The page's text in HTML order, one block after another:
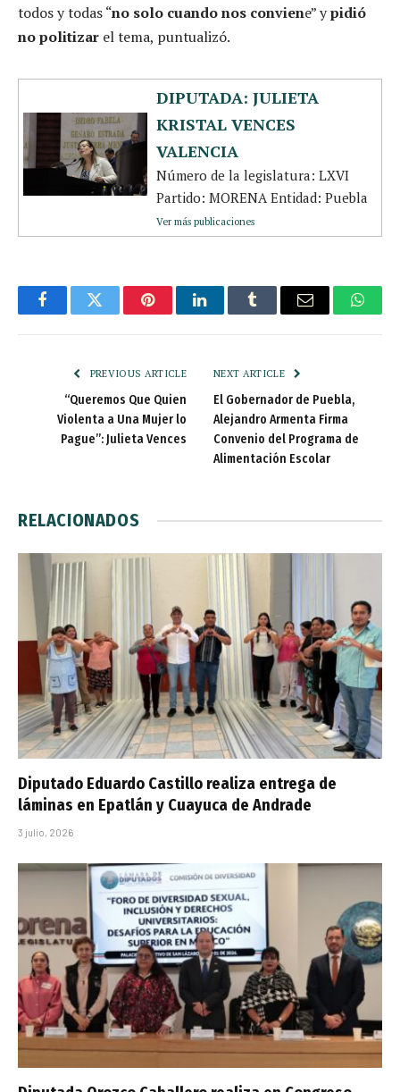
todos y todas “no solo cuando nos conviene” ypidió
no politizar el tema, puntualizó.
DIPUTADA: JULIETA
KRISTAL VENCES
VALENCIA
Número de la legislatura: LXVI
Partido: MORENA Entidad: Puebla
Ver más publicaciones
FacebookTwitter PinterestLinkedInTumblr Email
PREVIOUS ARTICLE
“Queremos Que Quien
Violenta a Una Mujer lo
Pague”: Julieta Vences
NEXT ARTICLE
El Gobernador de Puebla,
Alejandro Armenta Firma
Convenio del Programa de
Alimentación Escolar
RELACIONADOS
Diputado Eduardo Castillo realiza entrega de
láminas en Epatlán y Cuayuca de Andrade
3 julio, 2026